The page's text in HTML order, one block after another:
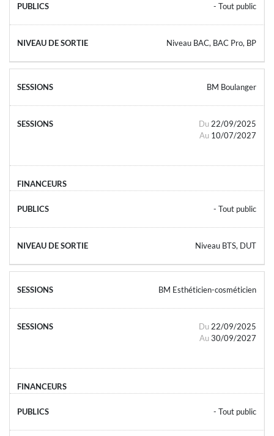
- Tout public
Niveau BAC, BAC Pro, BP
BM Boulanger
Du 22/09/2025
Au 10/07/2027
- Tout public
Niveau BTS, DUT
BM Esthéticien-cosméticien
Du 22/09/2025
Au 30/09/2027
- Tout public